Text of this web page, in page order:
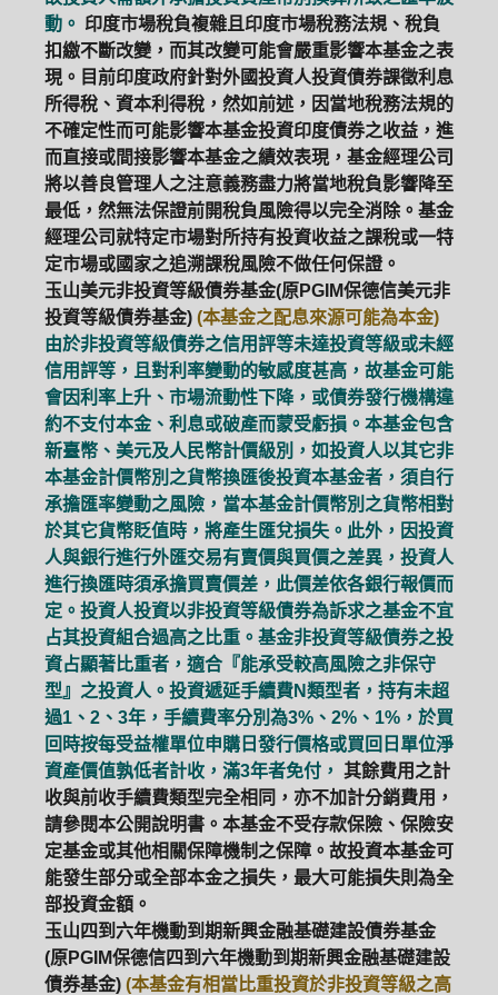
ETF 中國好時平衡 壽星優惠
醫療生化 中國品牌 0%手續費
基金申購 策略成長 拉丁美洲
大中華
動。 印度市場稅負複雜且印度市場稅務法規、稅負
扣繳不斷改變，而其改變可能會嚴重影響本基金之表
現。目前印度政府針對外國投資人投資債券課徵利息
所得稅、資本利得稅，然如前述，因當地稅務法規的
不確定性而可能影響本基金投資印度債券之收益，進
而直接或間接影響本基金之績效表現，基金經理公司
將以善良管理人之注意義務盡力將當地稅負影響降至
最低，然無法保證前開稅負風險得以完全消除。基金
經理公司就特定市場對所持有投資收益之課稅或一特
定市場或國家之追溯課稅風險不做任何保證。
玉山美元非投資等級債券基金(原PGIM保德信美元非
投資等級債券基金) (本基金之配息來源可能為本金)
由於非投資等級債券之信用評等未達投資等級或未經
信用評等，且對利率變動的敏感度甚高，故基金可能
會因利率上升、市場流動性下降，或債券發行機構違
約不支付本金、利息或破產而蒙受虧損。本基金包含
新臺幣、美元及人民幣計價級別，如投資人以其它非
本基金計價幣別之貨幣換匯後投資本基金者，須自行
承擔匯率變動之風險，當本基金計價幣別之貨幣相對
於其它貨幣貶值時，將產生匯兌損失。此外，因投資
人與銀行進行外匯交易有賣價與買價之差異，投資人
進行換匯時須承擔買賣價差，此價差依各銀行報價而
定。投資人投資以非投資等級債券為訴求之基金不宜
占其投資組合過高之比重。基金非投資等級債券之投
資占顯著比重者，適合『能承受較高風險之非保守
型』之投資人。投資遞延手續費N類型者，持有未超
過1、2、3年，手續費率分別為3%、2%、1%，於買
回時按每受益權單位申購日發行價格或買回日單位淨
資產價值孰低者計收，滿3年者免付， 其餘費用之計
收與前收手續費類型完全相同，亦不加計分銷費用，
請參閱本公開說明書。本基金不受存款保險、保險安
定基金或其他相關保障機制之保障。故投資本基金可
能發生部分或全部本金之損失，最大可能損失則為全
部投資金額。
玉山四到六年機動到期新興金融基礎建設債券基金
(原PGIM保德信四到六年機動到期新興金融基礎建設
債券基金) (本基金有相當比重投資於非投資等級之高